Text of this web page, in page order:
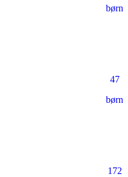
børn
47
børn
172